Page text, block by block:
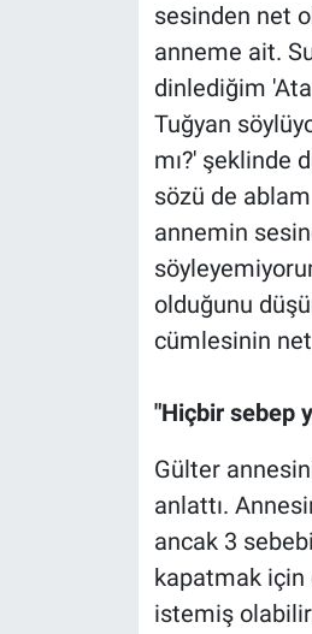
sesinden net
anneme ait.
dinlediğim
Tuğyan
mı?' şeklinde
sözü de
annemin
olduğunu
cümlesinin
"Hiçbir sebep
Gülter
anlattı.
ancak 3
kapatmak için
istemiş